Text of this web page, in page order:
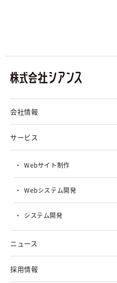
会社情報
サービス
Webサイト制作
Webシステム開発
システム開発
ニュース
採用情報